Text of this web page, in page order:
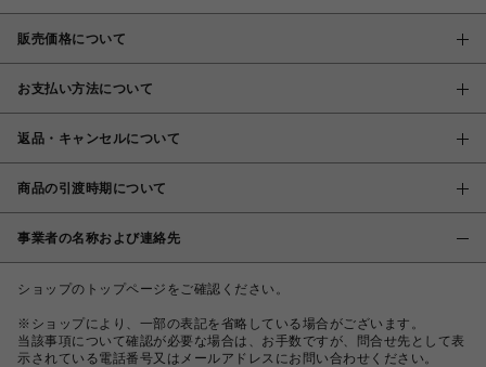
販売価格について
お支払い方法について
返品・キャンセルについて
商品の引渡時期について
事業者の名称および連絡先
ショップのトップページをご確認ください。
※ショップにより、一部の表記を省略している場合がございます。
当該事項について確認が必要な場合は、お手数ですが、問合せ先として表
示されている電話番号又はメールアドレスにお問い合わせください。